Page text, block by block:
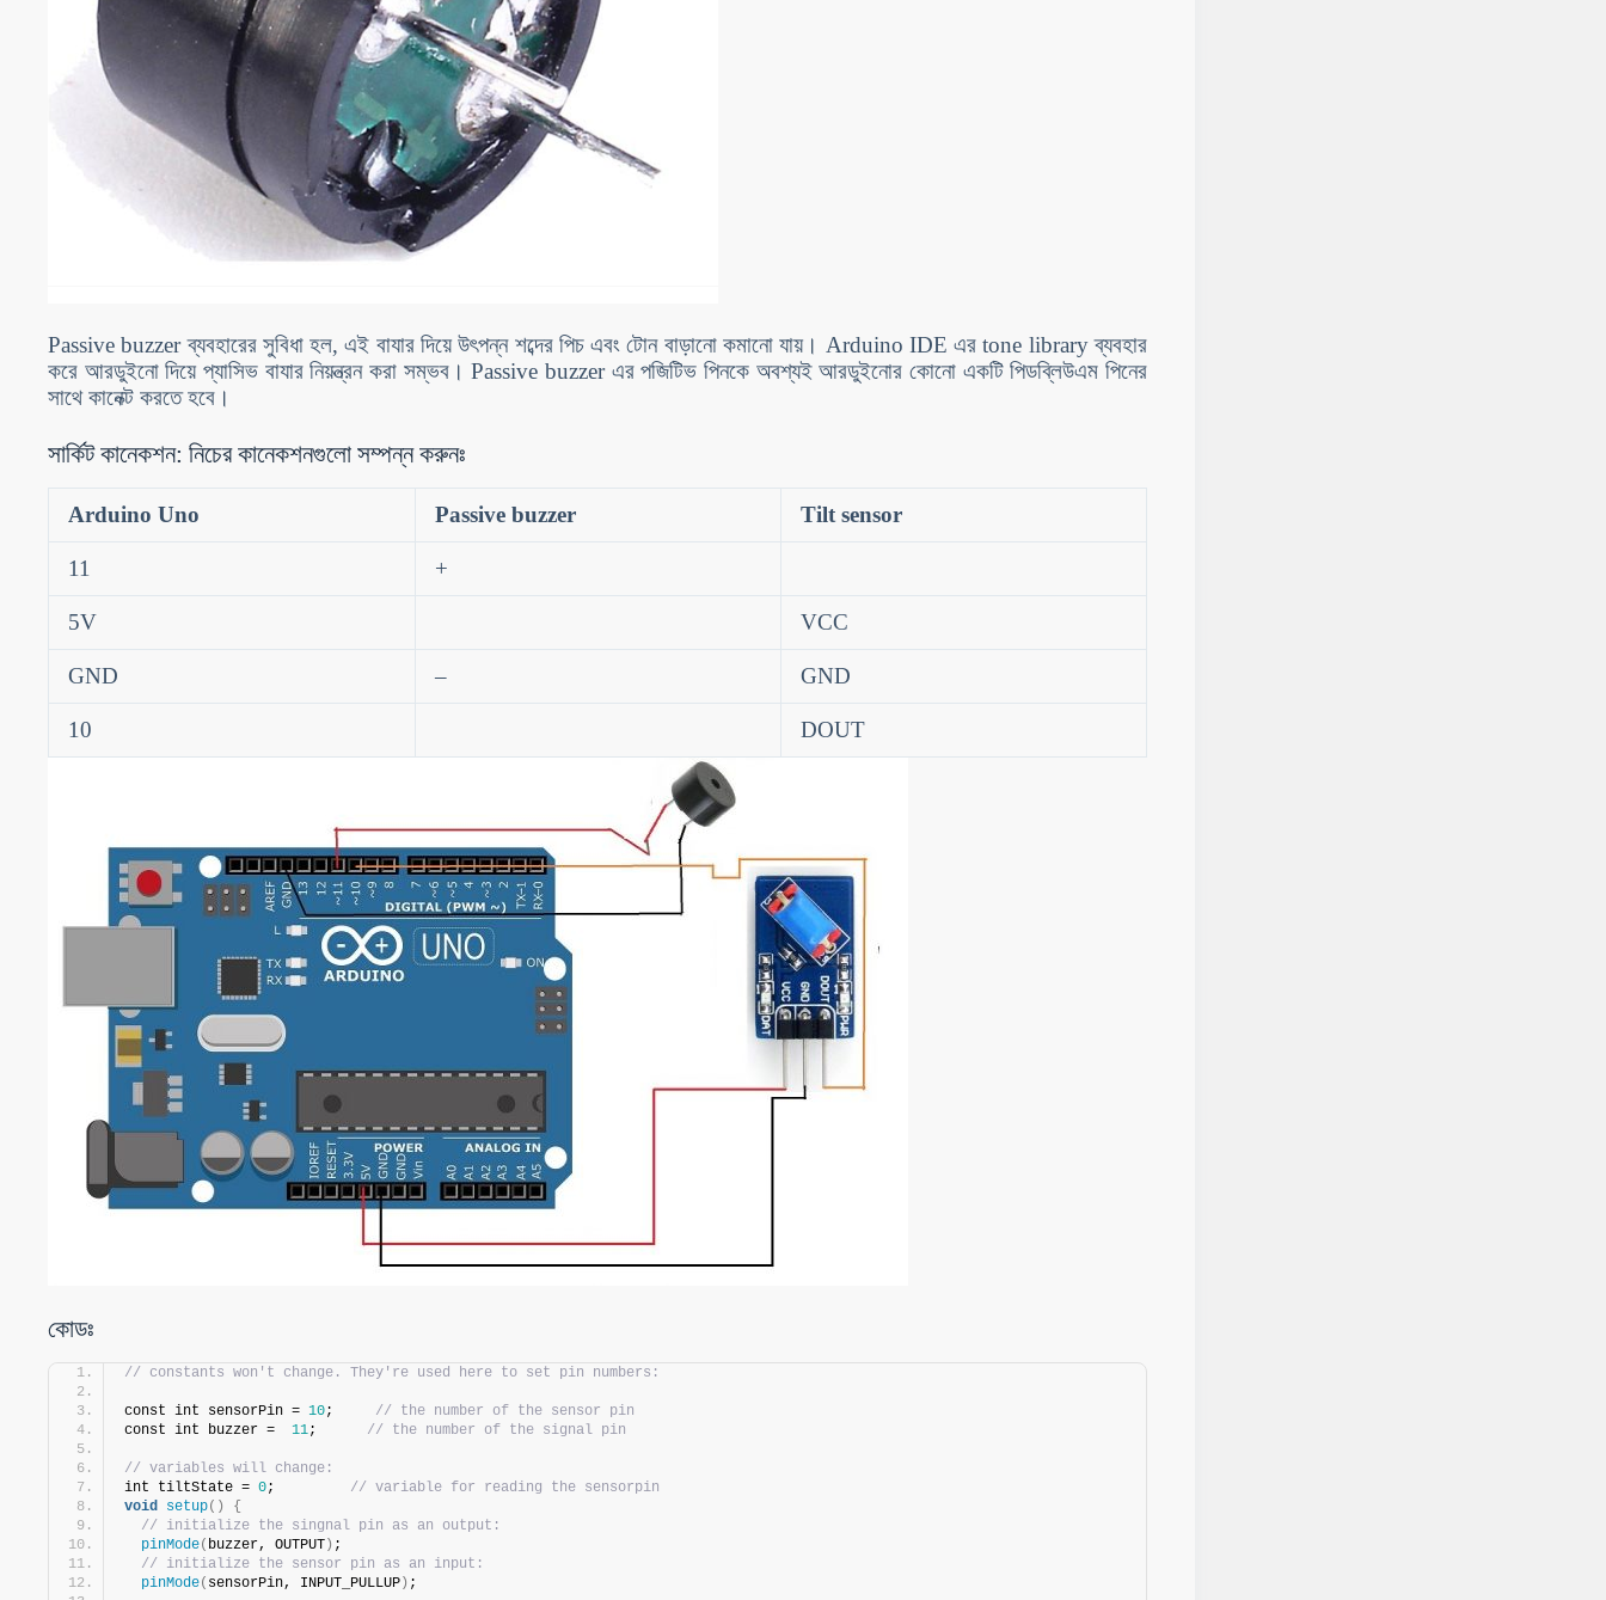
Passive buzzer ব্যবহারের সুবিধা হল, এই বাযার দিয়ে উৎপন্ন শব্দের পিচ এবং টোন বাড়ানো কমানো যায়। Arduino IDE এর tone library ব্যবহার
করে আরডুইনো দিয়ে প্যাসিভ বাযার নিয়ন্ত্রন করা সম্ভব। Passive buzzer এর পজিটিভ পিনকে অবশ্যই আরডুইনোর কোনো একটি পিডব্লিউএম পিনের
সাথে কানেক্ট করতে হবে।
সার্কিট কানেকশন: নিচের কানেকশনগুলো সম্পন্ন করুনঃ
Arduino Uno Passive buzzer Tilt sensor
11 +
5V VCC
GND – GND
10 DOUT
কোডঃ
// constants won't change. They're used here to set pin numbers:
const int sensorPin = 10; // the number of the sensor pin
const int buzzer = 11; // the number of the signal pin
// variables will change:
int tiltState = 0; // variable for reading the sensorpin
void
setup()
{
// initialize the singnal pin as an output:
pinMode( buzzer, OUTPUT) ;
// initialize the sensor pin as an input:
pinMode( sensorPin, INPUT_PULLUP) ;